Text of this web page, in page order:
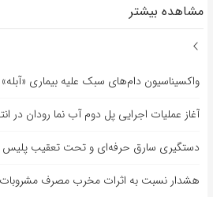
مشاهده بیشتر
واکسیناسیون دام‌های سبک علیه بیماری
آغاز عملیات اجرایی پل دوم آب نما رودان در
دستگیری سارق حرفه‌ای و تحت تعقیب پلیس
هشدار نسبت به اثرات مخرب مصرف مشروبات